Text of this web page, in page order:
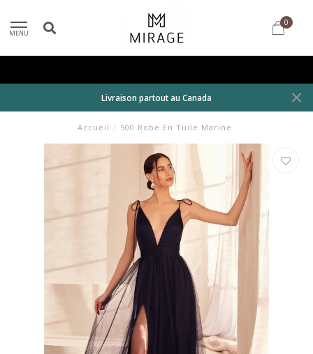
MENU
0
Livraison partout au Canada
Accueil / 500 Robe En Tuile Marine